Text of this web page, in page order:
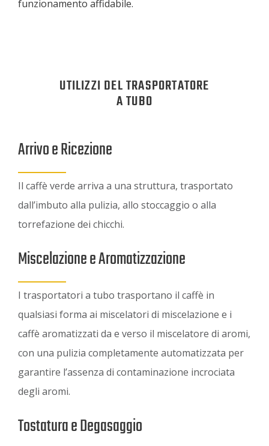
funzionamento affidabile.
UTILIZZI DEL TRASPORTATORE
A TUBO
Arrivo e Ricezione
Il caffè verde arriva a una struttura, trasportato
dall’imbuto alla pulizia, allo stoccaggio o alla
torrefazione dei chicchi.
Miscelazione e Aromatizzazione
I trasportatori a tubo trasportano il caffè in
qualsiasi forma ai miscelatori di miscelazione e i
caffè aromatizzati da e verso il miscelatore di aromi,
con una pulizia completamente automatizzata per
garantire l’assenza di contaminazione incrociata
degli aromi.
Tostatura e Degasaggio